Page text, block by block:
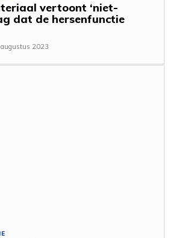
vertoont ‘niet-
dat de hersenfunctie
2023